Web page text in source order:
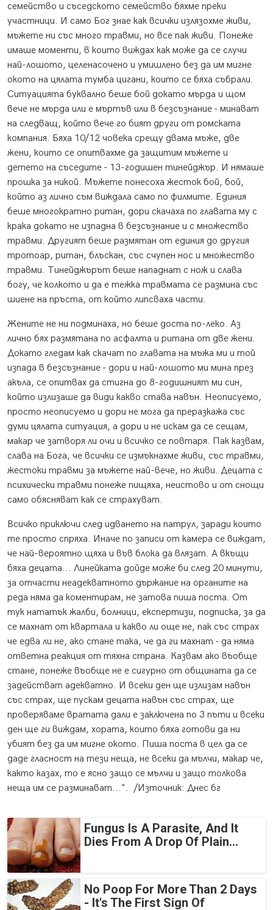
семейство и съседското семейство бяхме преки
участници. И само Бог знае как всички излязохме живи,
мъжете ни със много травми, но все пак живи. Понеже
имаше моменти, в които виждах как може да се случи
най-лошото, целенасочено и умишлено без да им мигне
окото на цялата тумба цигани, които се бяха събрали.
Ситуацията буквално беше бой докато мърда и щом
вече не мърда или е мъртъв или в безсъзнание - минават
на следващ, който вече го бият други от ромската
компания. Бяха 10/12 човека срещу двама мъже, две
жени, които се опитвахме да защитим мъжете и
детето на съседите - 13-годишен тинейджър. И нямаше
прошка за никой. Мъжете понесоха жесток бой, бой,
който аз лично съм виждала само по филмите. Единия
беше многократно ритан, дори скачаха по главата му с
крака докато не изпадна в безсъзнание и с множество
травми. Другият беше размятан от единия до другия
тротоар, ритан, блъскан, със счупен нос и множество
травми. Тинейджърът беше нападнат с нож и слава
богу, че колкото и да е тежка травмата се размина със
шиене на пръста, от който липсваха части.
Жените не ни подминаха, но беше доста по-леко. Аз
лично бях размятана по асфалта и ритана от две жени.
Докато гледам как скачат по главата на мъжа ми и той
изпада в безсъзнание - дори и най-лошото ми мина през
акъла, се опитвах да стигна до 8-годишният ми син,
който излизаше да види какво става навън. Неописуемо,
просто неописуемо и дори не мога да преразкажа със
думи цялата ситуация, а дори и не искам да се сещам,
макар че затворя ли очи и всичко се повтаря. Пак казвам,
слава на Бога, че всички се измъкнахме живи, със травми,
жестоки травми за мъжете най-вече, но живи. Децата с
психически травми понеже пищяха, неистово и от снощи
само обясняват как се страхуват.
Всичко приключи след идването на патрул, заради които
те просто спряха. Иначе по записи от камера се виждат,
че най-вероятно щяха и във блока да влязат. А вкъщи
бяха децата... Линейката дойде може би след 20 минути,
за отчасти неадекватното държание на органите на
реда няма да коментирам, не затова пиша поста. От
тук нататък жалби, болници, експертизи, подписка, за да
се махнат от квартала и какво ли още не, пак със страх
че едва ли не, ако стане така, че да ги махнат - да няма
ответна реакция от тяхна страна. Казвам ако въобще
стане, понеже въобще не е сигурно от общината да се
задействат адекватно. И всеки ден ще излизам навън
със страх, ще пускам децата навън със страх, ще
проверяваме вратата дали е заключена по 3 пъти и всеки
ден ще ги виждам, хората, които бяха готови да ни
убият без да им мигне окото. Пиша поста в цел да се
даде гласност на тези неща, не всеки да мълчи, макар че,
както казах, то е ясно защо се мълчи и защо толкова
неща им се разминават...". /Източник: Днес бг
Fungus Is A Parasite, And It
Dies From A Drop Of Plain...
No Poop For More Than 2 Days
- It's The First Sign Of